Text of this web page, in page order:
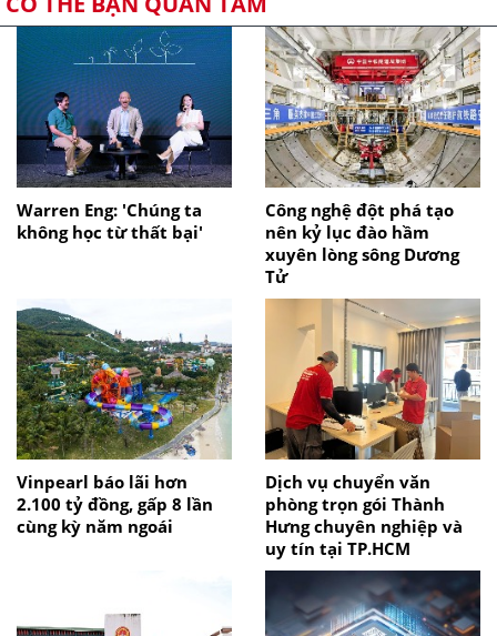
Warren Eng: 'Chúng ta
không học từ thất bại'
Công nghệ đột phá tạo
nên kỷ lục đào hầm
xuyên lòng sông Dương
Tử
Vinpearl báo lãi hơn
2.100 tỷ đồng, gấp 8 lần
cùng kỳ năm ngoái
Dịch vụ chuyển văn
phòng trọn gói Thành
Hưng chuyên nghiệp và
uy tín tại TP.HCM